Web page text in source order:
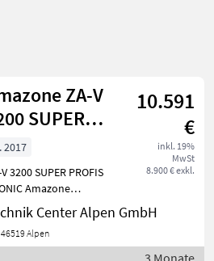
ZA-V
SUPER
TRONIC
10.591
€
inkl. 19%
MwSt
8.900 € exkl.
2017
3200 SUPER PROFIS
Amazone
in
mit
Abdeckrollplane
Center Alpen GmbH
46519 Alpen
3 Monate